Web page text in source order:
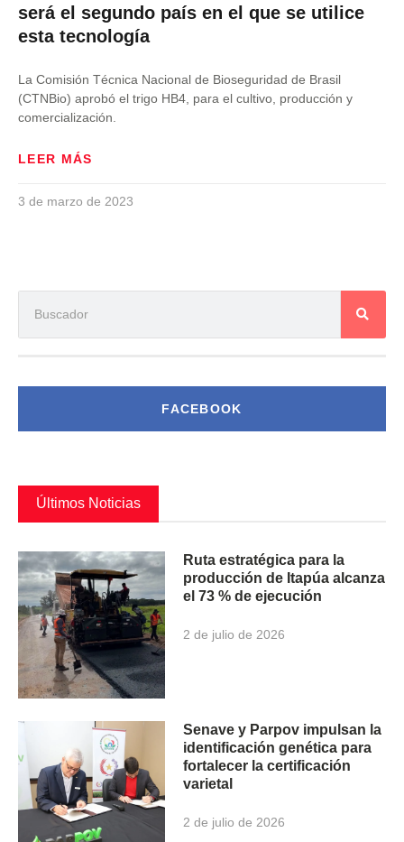
será el segundo país en el que se utilice
esta tecnología
La Comisión Técnica Nacional de Bioseguridad de Brasil
(CTNBio) aprobó el trigo HB4, para el cultivo, producción y
comercialización.
LEER MÁS
3 de marzo de 2023
FACEBOOK
Últimos Noticias
Ruta estratégica para la
producción de Itapúa alcanza
el 73 % de ejecución
2 de julio de 2026
Senave y Parpov impulsan la
identificación genética para
fortalecer la certificación
varietal
2 de julio de 2026